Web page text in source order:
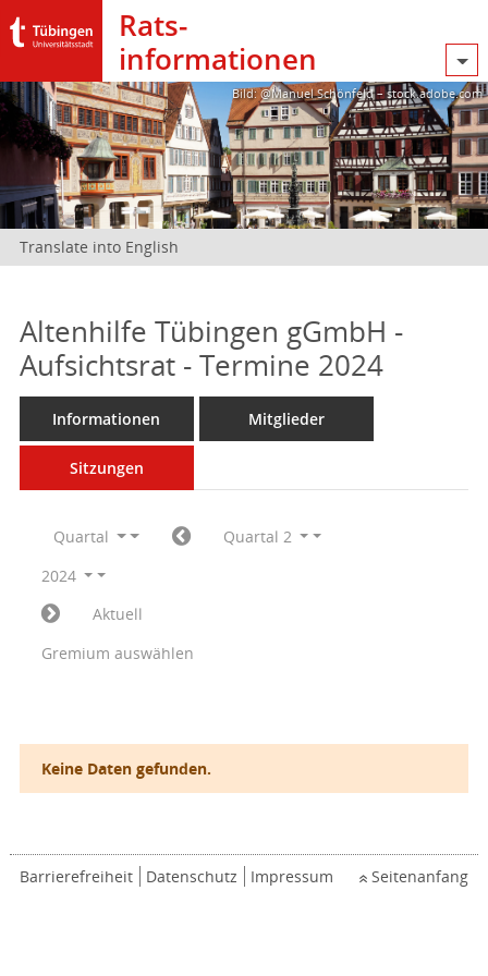
Rats­
informationen
Bild: @Manuel Schönfeld – stock.adobe.com
Translate into English
Altenhilfe Tübingen gGmbH -
Aufsichtsrat - Termine 2024
Informationen Mitglieder
Sitzungen
Quartal
Quartal 2
2024
Aktuell
Gremium auswählen
Keine Daten gefunden.
Barrierefreiheit Datenschutz Impressum Seitenanfang